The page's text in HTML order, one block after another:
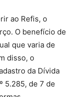
ao Refis, o
O benefício de
que varia de
disso, o
da Dívida
5.285, de 7 de